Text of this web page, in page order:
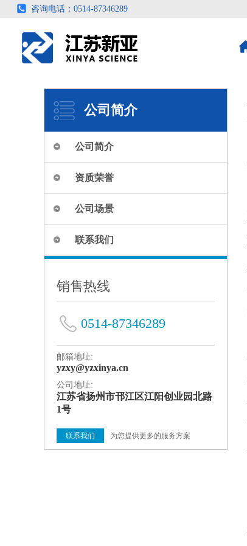
咨询电话：0514-87346289
公司简介
公司简介
资质荣誉
公司场景
联系我们
销售热线
0514-87346289
邮箱地址:
yzxy@yzxinya.cn
公司地址:
江苏省扬州市邗江区江阳创业园北路
1号
联系我们 为您提供更多的服务方案